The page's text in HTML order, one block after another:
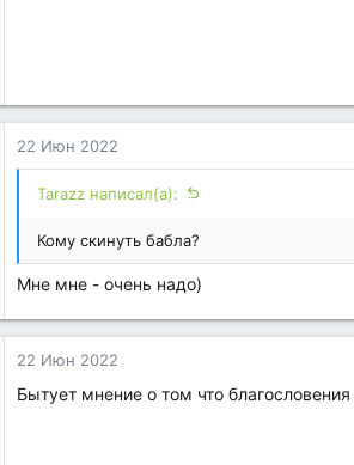
22 Июн 2022
Tarazz написал(а):
Кому скинуть бабла?
Мне мне - очень надо)
22 Июн 2022
Бытует мнение о том что